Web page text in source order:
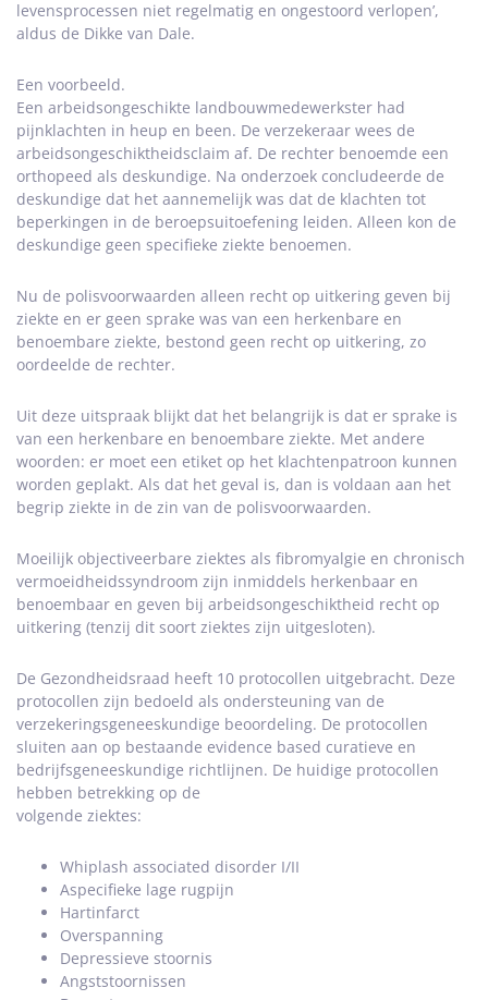
levensprocessen niet regelmatig en ongestoord verlopen’,
aldus de Dikke van Dale.
Een voorbeeld.
Een arbeidsongeschikte landbouwmedewerkster had
pijnklachten in heup en been. De verzekeraar wees de
arbeidsongeschiktheidsclaim af. De rechter benoemde een
orthopeed als deskundige. Na onderzoek concludeerde de
deskundige dat het aannemelijk was dat de klachten tot
beperkingen in de beroepsuitoefening leiden. Alleen kon de
deskundige geen specifieke ziekte benoemen.
Nu de polisvoorwaarden alleen recht op uitkering geven bij
ziekte en er geen sprake was van een herkenbare en
benoembare ziekte, bestond geen recht op uitkering, zo
oordeelde de rechter.
Uit deze uitspraak blijkt dat het belangrijk is dat er sprake is
van een herkenbare en benoembare ziekte. Met andere
woorden: er moet een etiket op het klachtenpatroon kunnen
worden geplakt. Als dat het geval is, dan is voldaan aan het
begrip ziekte in de zin van de polisvoorwaarden.
Moeilijk objectiveerbare ziektes als fibromyalgie en chronisch
vermoeidheidssyndroom zijn inmiddels herkenbaar en
benoembaar en geven bij arbeidsongeschiktheid recht op
uitkering (tenzij dit soort ziektes zijn uitgesloten).
De Gezondheidsraad heeft 10 protocollen uitgebracht. Deze
protocollen zijn bedoeld als ondersteuning van de
verzekeringsgeneeskundige beoordeling. De protocollen
sluiten aan op bestaande evidence based curatieve en
bedrijfsgeneeskundige richtlijnen. De huidige protocollen
hebben betrekking op de
volgende ziektes:
Whiplash associated disorder I/II
Aspecifieke lage rugpijn
Hartinfarct
Overspanning
Depressieve stoornis
Angststoornissen